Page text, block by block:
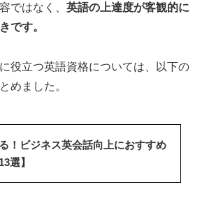
ではなく、 英語の上達度が客観的に
です。
役立つ英語資格については、以下の
めました。
！ビジネス英会話向上におすすめ
選】